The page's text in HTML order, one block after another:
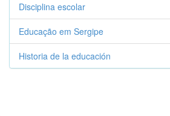
Disciplina escolar
Educação em Sergipe
Historia de la educación